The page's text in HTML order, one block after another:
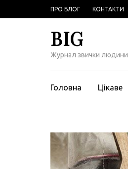
к
содержимому
ПРО БЛОГ КОНТАКТИ
BIG
Журнал звички людини
Головна Цікаве